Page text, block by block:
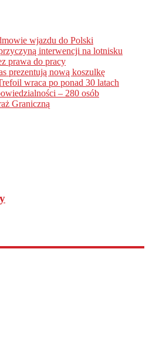
wjazdu do Polski
interwencji na lotnisku
prawa do pracy
prezentują nową koszulkę
wraca po ponad 30 latach
– 280 osób
Graniczną